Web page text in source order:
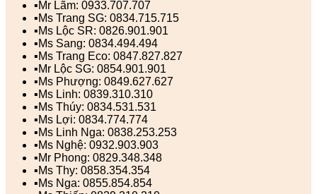
▪️Mr Lãm: 0933.707.707
▪️Ms Trang SG: 0834.715.715
▪️Ms Lộc SR: 0826.901.901
▪️Ms Sang: 0834.494.494
▪️Ms Trang Eco: 0847.827.827
▪️Mr Lộc SG: 0854.901.901
▪️Ms Phượng: 0849.627.627
▪️Ms Linh: 0839.310.310
▪️Ms Thúy: 0834.531.531
▪️Ms Lợi: 0834.774.774
▪️Ms Linh Nga: 0838.253.253
▪️Ms Nghệ: 0932.903.903
▪️Mr Phong: 0829.348.348
▪️Ms Thy: 0858.354.354
▪️Ms Nga: 0855.854.854